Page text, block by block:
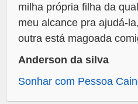
milha própria filha da
meu alcance pra ajudá-
outra está magoada
Anderson da silva
Sonhar com Pessoa